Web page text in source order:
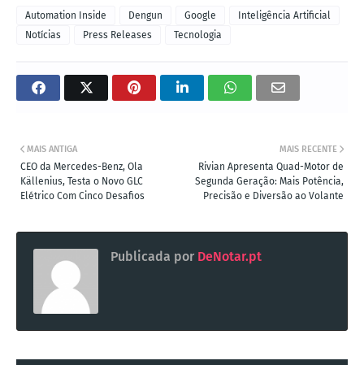
Automation Inside Dengun Google
Inteligência Artificial
Notícias
Press Releases Tecnologia
MAIS RECENTE
Rivian Apresenta Quad-Motor de
Segunda Geração: Mais Potência,
Precisão e Diversão ao Volante
MAIS ANTIGA
CEO da Mercedes-Benz, Ola
Källenius, Testa o Novo GLC
Elétrico Com Cinco Desafios
Publicada por DeNotar.pt